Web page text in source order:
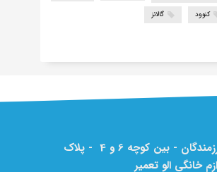
کنوود گالانز
آدرس : اصفهان - خیابان رزمندگان - بین کوچه 6 و 4 - پلاک